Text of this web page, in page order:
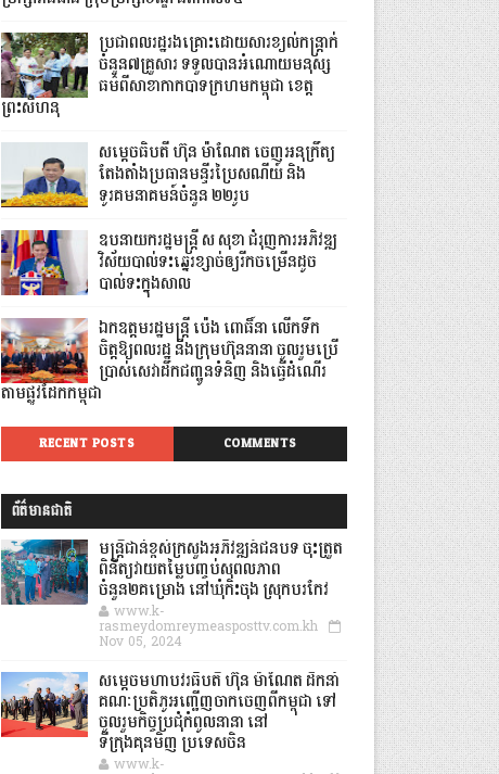
ប្រជាពលរដ្ឋរងគ្រោះដោយសារខ្យល់កន្ត្រាក់
ចំនួន៧គ្រួសារ ទទួលបានអំណោយមនុស្ស
ធម៌ពីសាខាកាកបាទក្រហមកម្ពុជា ខេត្ត
ព្រះសីហនុ
សម្តេចធិបតី ហ៊ុន ម៉ាណែត ចេញអនុក្រឹត្យ
តែងតាំងប្រធានមន្ទីរប្រៃសណីយ៍ និង
ទូរគមនាគមន៍ចំនួន ២២រូប
ឧបនាយករដ្ឋមន្ដ្រី ស សុខា ជំរុញការអភិវឌ្ឍ
វិស័យបាល់ទះឆ្នេរខ្សាច់ឲ្យរីកចម្រើនដូច
បាល់ទះក្នុងសាល
ឯកឧត្តមរដ្ឋមន្ត្រី ប៉េង ពោធិ៍នា លើកទឹក
ចិត្តឱ្យពលរដ្ឋ និងក្រុមហ៊ុននានា ចូលរួមប្រើ
ប្រាស់សេវាដឹកជញ្ជូនទំនិញ និងធ្វើដំណើរ
តាមផ្លូវដែកកម្ពុជា
RECENT POSTS COMMENTS
ព័ត៌មានជាតិ
មន្ត្រីជាន់ខ្ពស់ក្រសួងអភិវឌ្ឍន៍ជនបទ ចុះត្រួត
ពិនិត្យវាយតម្លៃបញ្ចប់សុពលភាព
ចំនួន២គម្រោង នៅឃុំកិះចុង ស្រុកបរកែវ
www.k-
rasmeydomreymeasposttv.com.kh
Nov 05, 2024
សម្តេចមហាបវរធិបតី ហ៊ុន ម៉ាណែត ដឹកនាំ
គណៈប្រតិភូអញ្ជើញចាកចេញពីកម្ពុជា ទៅ
ចូលរួមកិច្ចប្រជុំកំពូលនានា នៅ
ទីក្រុងគុនមិញ ប្រទេសចិន
www.k-